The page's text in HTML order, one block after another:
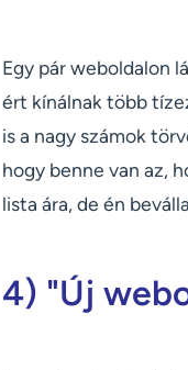
Egy pár weboldalon
ért kínálnak több
is a nagy számok
hogy benne van az,
lista ára, de én
4) "Új